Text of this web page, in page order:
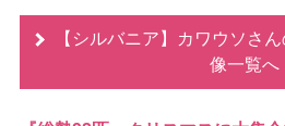
【シルバニア】カワウソさ
像一覧へ